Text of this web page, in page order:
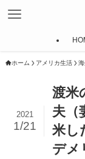
ホーム アメリカ生活
渡米
夫（
米し
デメ
2021
1/21